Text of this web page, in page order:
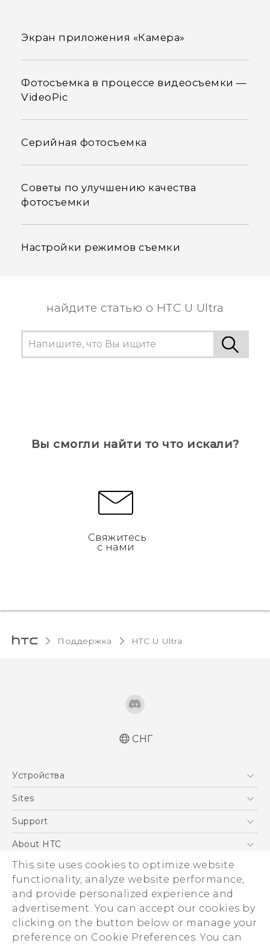
This site uses cookies to optimize website
functionality, analyze website performance,
and provide personalized experience and
advertisement. You can accept our cookies by
clicking on the button below or manage your
preference on Cookie Preferences. You can
Экран приложения «Камера»
Фотосъемка в процессе видеосъемки —
VideoPic
Серийная фотосъемка
Советы по улучшению качества
фотосъемки
Настройки режимов съемки
найдите статью о HTC U Ultra
Вы смогли найти то что искали?
Свяжитесь
с нами
Поддержка HTC U Ultra‎
Русский - Руководство пользователя
соответствию стандартам
Қазақ - жұмысты бастау нұсқаулығы
ақпараты
English - Quick start guide
English - User manual
English - Safety and regulatory guide
СНГ
Устройства
5G
EXODUS
VIVE
Sites
HTC Dev
Support
ПОДДЕРЖКА
About HTC
ESG
Инвестирование
Политика конфиденциальности
Безопасность продуктов
Вакансии
© 2011-2026 HTC Corporation